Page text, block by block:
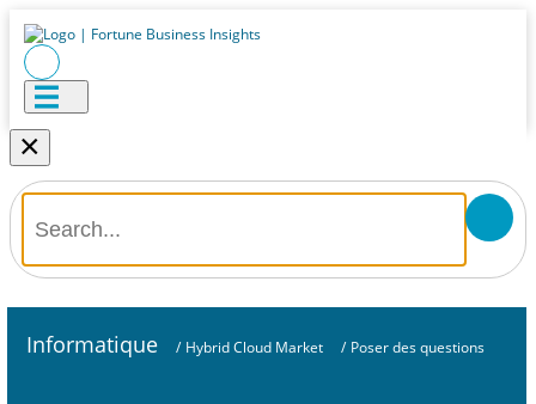
×
Informatique / Hybrid Cloud Market / Poser des questions